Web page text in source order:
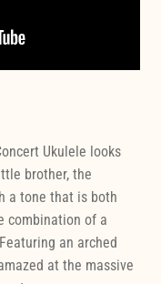
Ukulele looks
brother, the
a tone that is both
combination of a
an arched
at the massive